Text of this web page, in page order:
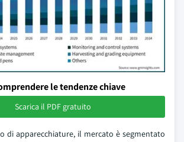
le tendenze chiave
Scarica il PDF gratuito
di apparecchiature, il mercato è segmentato